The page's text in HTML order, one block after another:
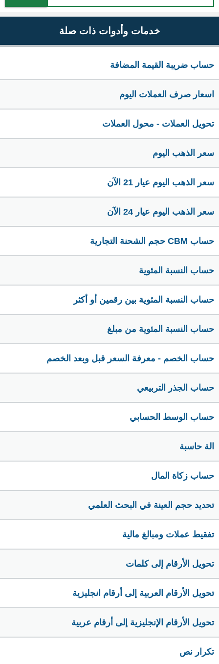
خدمات وأدوات ذات صلة
حساب ضريبة القيمة المضافة
اسعار صرف العملات اليوم
تحويل العملات - محول العملات
سعر الذهب اليوم
سعر الذهب اليوم عيار 21 الآن
سعر الذهب اليوم عيار 24 الآن
حساب CBM حجم الشحنة التجارية
حساب النسبة المئوية
حساب النسبة المئوية بين رقمين أو أكثر
حساب النسبة المئوية من مبلغ
حساب الخصم - معرفة السعر قبل وبعد الخصم
حساب الجذر التربيعي
حساب الوسط الحسابي
الة حاسبة
حساب زكاة المال
تحديد حجم العينة في البحث العلمي
تفقيط عملات ومبالغ مالية
تحويل الأرقام إلى كلمات
تحويل الأرقام العربية إلى أرقام انجليزية
تحويل الأرقام الإنجليزية إلى أرقام عربية
تكرار نص